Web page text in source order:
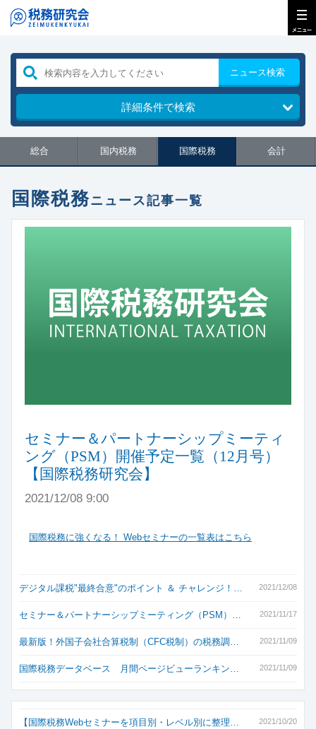
ニュース検索
詳細条件で検索
総合 国内税務 国際税務 会計
国際税務ニュース記事一覧
セミナー＆パートナーシップミーティ
ング（PSM）開催予定一覧（12月号）
【国際税務研究会】
2021/12/08 9:00
国際税務に強くなる！ Webセミナーの一覧表はこちら
2021/12/08
デジタル課税"最終合意"のポイント ＆ チャレンジ！…
2021/11/17
セミナー＆パートナーシップミーティング（PSM）…
2021/11/09
最新版！外国子会社合算税制（CFC税制）の税務調…
2021/11/09
国際税務データベース 月間ページビューランキン…
2021/10/20
【国際税務Webセミナーを項目別・レベル別に整理…